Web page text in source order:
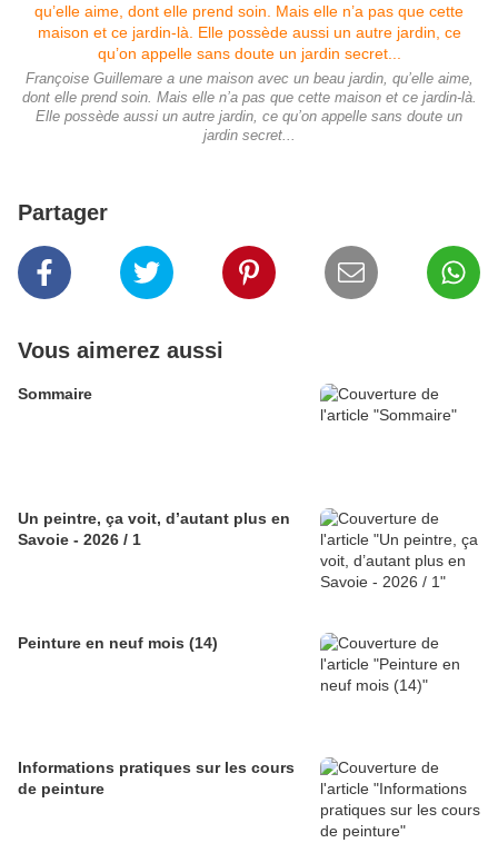
Françoise Guillemare a une maison avec un beau jardin, qu’elle aime,
dont elle prend soin. Mais elle n’a pas que cette maison et ce jardin-là.
Elle possède aussi un autre jardin, ce qu’on appelle sans doute un
jardin secret...
Partager
Vous aimerez aussi
Sommaire
Un peintre, ça voit, d’autant plus en
Savoie - 2026 / 1
Peinture en neuf mois (14)
Informations pratiques sur les cours
de peinture